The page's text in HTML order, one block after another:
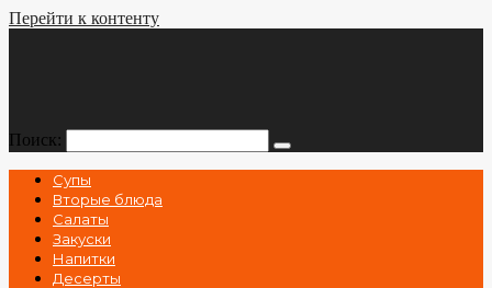
Перейти к контенту
Поиск:
Супы
Вторые блюда
Салаты
Закуски
Напитки
Десерты